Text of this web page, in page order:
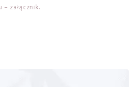
załącznik.